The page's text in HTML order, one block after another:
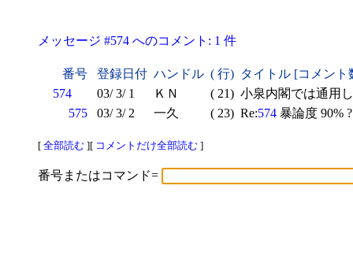
メッセージ #574 へのコメント: 1 件
番号 登録日付 ハンドル ( 行) タイトル [コメン
574
03/ 3/ 1 ＫＮ ( 21) 小泉内閣では通用
575
03/ 3/ 2 一久 ( 23) Re:574 暴論度 90% ?
[ 全部読む ][ コメントだけ全部読む ]
番号またはコマンド=